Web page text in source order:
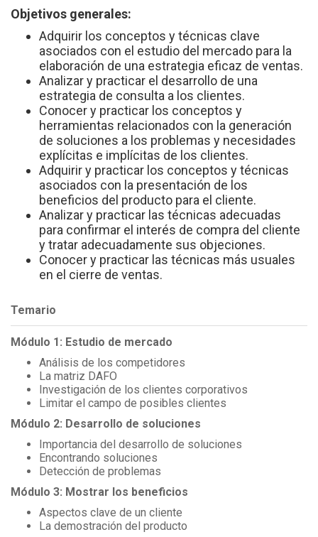
Objetivos generales:
Adquirir los conceptos y técnicas clave
asociados con el estudio del mercado para la
elaboración de una estrategia eficaz de ventas.
Analizar y practicar el desarrollo de una
estrategia de consulta a los clientes.
Conocer y practicar los conceptos y
herramientas relacionados con la generación
de soluciones a los problemas y necesidades
explícitas e implícitas de los clientes.
Adquirir y practicar los conceptos y técnicas
asociados con la presentación de los
beneficios del producto para el cliente.
Analizar y practicar las técnicas adecuadas
para confirmar el interés de compra del cliente
y tratar adecuadamente sus objeciones.
Conocer y practicar las técnicas más usuales
en el cierre de ventas.
Temario
Módulo 1: Estudio de mercado
Análisis de los competidores
La matriz DAFO
Investigación de los clientes corporativos
Limitar el campo de posibles clientes
Módulo 2: Desarrollo de soluciones
Importancia del desarrollo de soluciones
Encontrando soluciones
Detección de problemas
Módulo 3: Mostrar los beneficios
Aspectos clave de un cliente
La demostración del producto